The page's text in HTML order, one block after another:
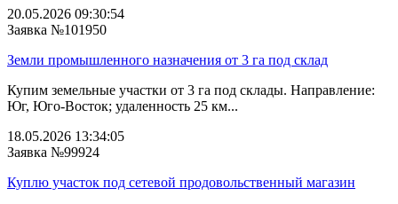
20.05.2026 09:30:54
Заявка №101950
Земли промышленного назначения от 3 га под склад
Купим земельные участки от 3 га под склады. Направление:
Юг, Юго-Восток; удаленность 25 км...
18.05.2026 13:34:05
Заявка №99924
Куплю участок под сетевой продовольственный магазин